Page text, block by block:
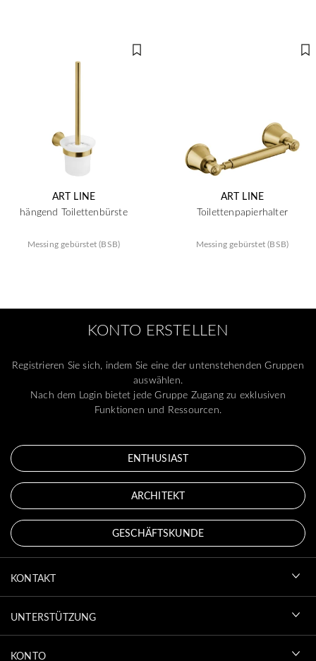
ART LINE
hängend Toilettenbürste
Messing gebürstet (BSB)
ART LINE
Toilettenpapierhalter
Messing gebürstet (BSB)
KONTO ERSTELLEN
Registrieren Sie sich, indem Sie eine der untenstehenden Gruppen
auswählen.
Nach dem Login bietet jede Gruppe Zugang zu exklusiven
Funktionen und Ressourcen.
ENTHUSIAST
ARCHITEKT
GESCHÄFTSKUNDE
KONTAKT
UNTERSTÜTZUNG
KONTO